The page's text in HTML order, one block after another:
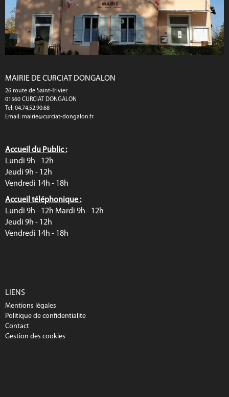
MAIRIE DE CURCIAT DONGALON
26 route de Saint-Trivier
01560 CURCIAT DONGALON
Tel: 04.74.52.90.68
Email: mairie@curciat-dongalon.fr
Accueil du Public :
Lundi 9h - 12h
Jeudi 9h - 12h
Vendredi 14h - 18h
Accueil téléphonique :
Lundi 9h - 12h Mardi 9h - 12h
Jeudi 9h - 12h
Vendredi 14h - 18h
LIENS
Mentions légales
Politique de confidentialite
Contact
Gestion des cookies